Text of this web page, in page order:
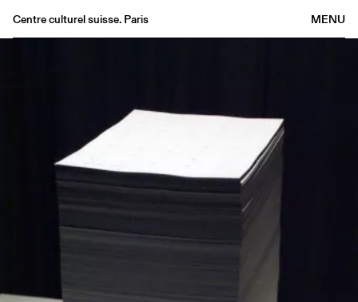
MENU
Centre culturel suisse. Paris
Publications